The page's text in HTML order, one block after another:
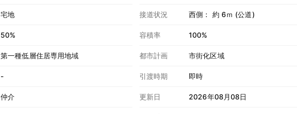
宅地 接道状況 西側： 約 6ｍ (公道)
50% 容積率 100%
第一種低層住居専用地域 都市計画 市街化区域
- 引渡時期 即時
仲介 更新日 2026年08月08日